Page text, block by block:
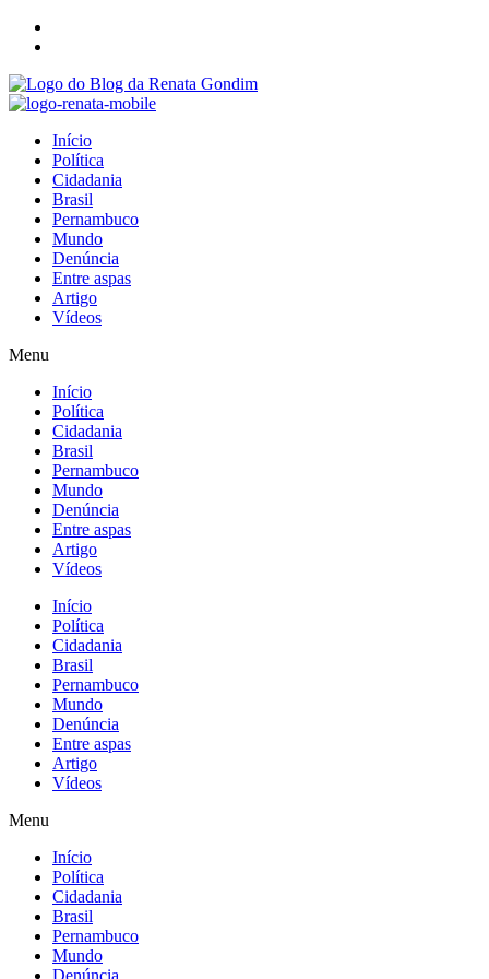
Início
Política
Cidadania
Brasil
Pernambuco
Mundo
Denúncia
Entre aspas
Artigo
Vídeos
Menu
Início
Política
Cidadania
Brasil
Pernambuco
Mundo
Denúncia
Entre aspas
Artigo
Vídeos
Início
Política
Cidadania
Brasil
Pernambuco
Mundo
Denúncia
Entre aspas
Artigo
Vídeos
Menu
Início
Política
Cidadania
Brasil
Pernambuco
Mundo
Denúncia